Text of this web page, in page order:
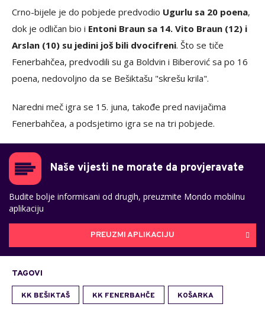
Crno-bijele je do pobjede predvodio Ugurlu sa 20 poena,
dok je odličan bio i Entoni Braun sa 14. Vito Braun (12) i
Arslan (10) su jedini još bili dvocifreni. Što se tiče
Fenerbahčea, predvodili su ga Boldvin i Biberović sa po 16
poena, nedovoljno da se Bešiktašu "skrešu krila".
Naredni meč igra se 15. juna, takođe pred navijačima
Fenerbahčea, a podsjetimo igra se na tri pobjede.
Naše vijesti ne morate da provjeravate
Budite bolje informisani od drugih, preuzmite Mondo mobilnu
aplikaciju
PREUZMI APLIKACIJU
TAGOVI
KK BEŠIKTAŠ KK FENERBAHČE KOŠARKA